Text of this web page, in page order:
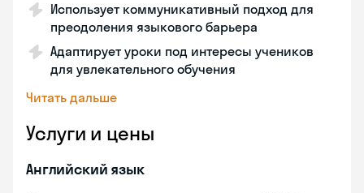
Использует коммуникативный подход для
преодоления языкового барьера
Адаптирует уроки под интересы учеников
для увлекательного обучения
Читать дальше
Услуги и цены
Английский язык